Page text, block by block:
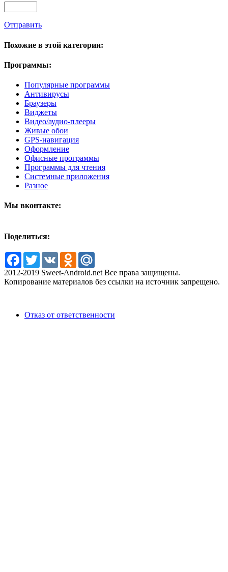
Отправить
Похожие в этой категории:
Программы:
Популярные программы
Антивирусы
Браузеры
Виджеты
Видео/аудио-плееры
Живые обои
GPS-навигация
Оформление
Офисные программы
Программы для чтения
Системные приложения
Разное
Мы вконтакте:
Поделиться:
Facebook
TwitterVK Odnoklassniki
2012-2019 Sweet-Android.net Все права защищены.
Копирование материалов без ссылки на источник запрещено.
Отказ от ответственности